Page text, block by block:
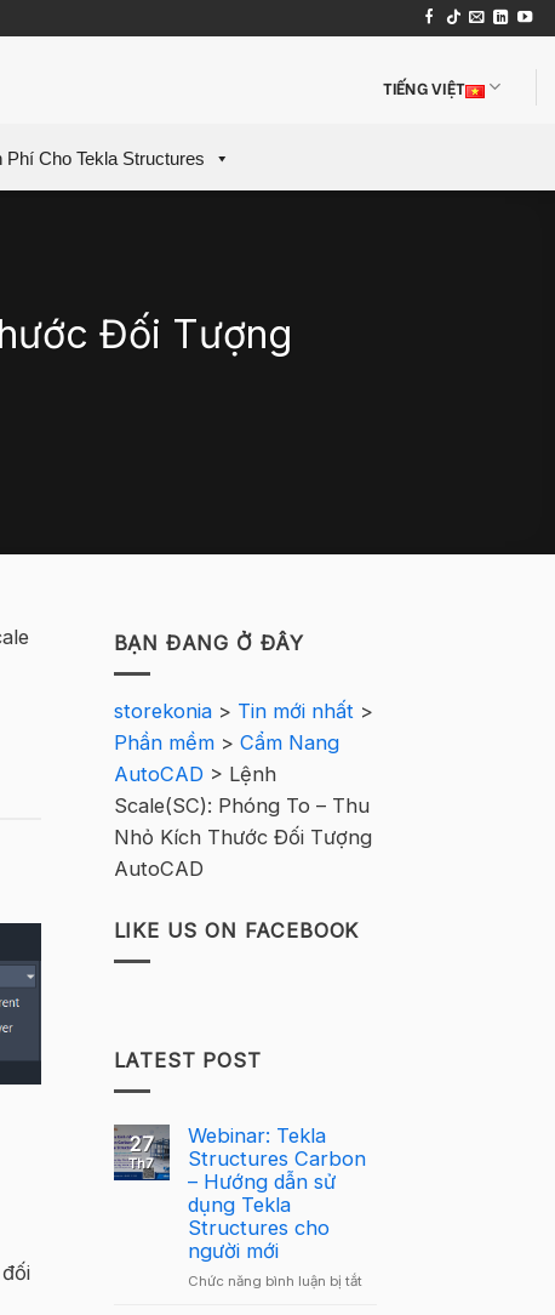
TIẾNG VIỆT
Phí Cho Tekla Structures
Đối Tượng
BẠN ĐANG Ở ĐÂY
storekonia> Tin mới nhất>
Phần mềm> Cẩm Nang
AutoCAD > Lệnh
Scale(SC): Phóng To – Thu
Nhỏ Kích Thước Đối Tượng
AutoCAD
LIKE US ON FACEBOOK
LATEST POST
27
Th7
Webinar: Tekla
Structures Carbon
– Hướng dẫn sử
dụng Tekla
Structures cho
người mới
Chức năng bình luận bị tắtở